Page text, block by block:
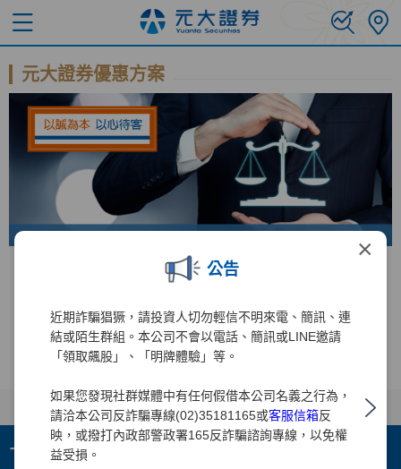
×
公告
近期詐騙猖獗，請投資人切勿輕信不明來電、簡訊、連
結或陌生群組。本公司不會以電話、簡訊或LINE邀請
「領取飆股」、「明牌體驗」等。
如果您發現社群媒體中有任何假借本公司名義之行為，
請洽本公司反詐騙專線(02)35181165或客服信箱反
映，或撥打內政部警政署165反詐騙諮詢專線，以免權
益受損。
元大證券優惠方案
錢進美股直達車 手續費免比價
+ 集團成員